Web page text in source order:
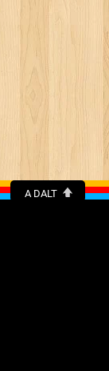
A DALT